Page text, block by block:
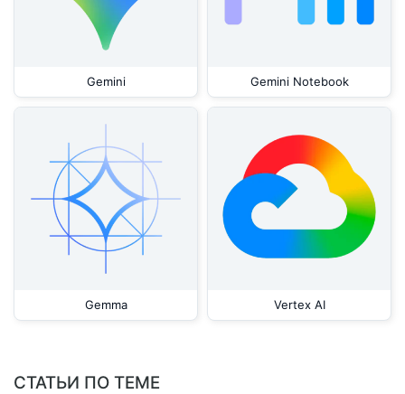
Gemini Gemini Notebook
Gemma Vertex AI
СТАТЬИ ПО ТЕМЕ